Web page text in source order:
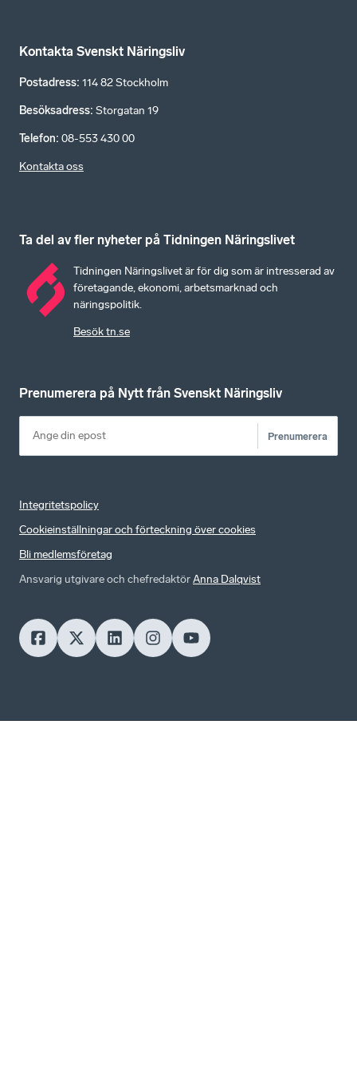
Kontakta Svenskt Näringsliv
Postadress: 114 82 Stockholm
Besöksadress: Storgatan 19
Telefon: 08-553 430 00
Kontakta oss
Ta del av fler nyheter på Tidningen Näringslivet
Tidningen Näringslivet är för dig som är intresserad av
företagande, ekonomi, arbetsmarknad och
näringspolitik.
Besök tn.se
Prenumerera på Nytt från Svenskt Näringsliv
Prenumerera
Integritetspolicy
Cookieinställningar och förteckning över cookies
Bli medlemsföretag
Ansvarig utgivare och chefredaktörAnna Dalqvist